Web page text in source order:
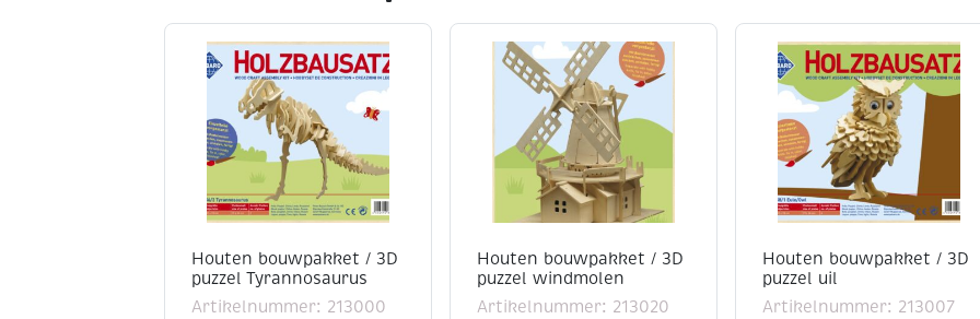
Houten bouwpakket / 3D
puzzel Tyrannosaurus
Artikelnummer: 213000
Houten bouwpakket / 3D
puzzel windmolen
Artikelnummer: 213020
Houten bouwpakket / 3D
puzzel uil
Artikelnummer: 213007